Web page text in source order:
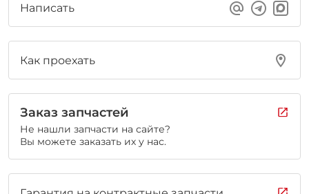
Написать
Как проехать
Заказ запчастей
Не нашли запчасти на сайте?
Вы можете заказать их у нас.